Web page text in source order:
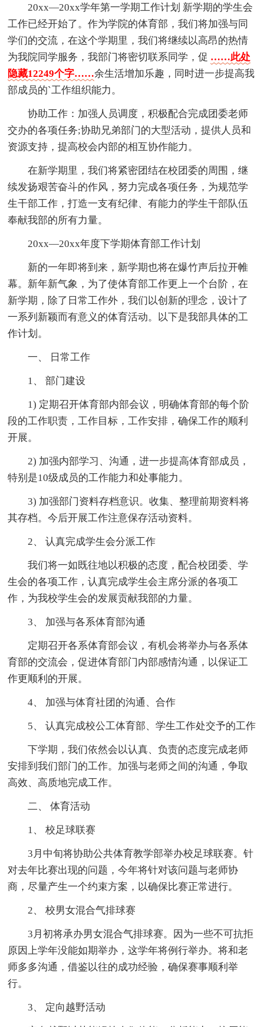
20xx—20xx学年第一学期工作计划 新学期的学生会
工作已经开始了。作为学院的体育部，我们将加强与同
学们的交流，在这个学期里，我们将继续以高昂的热情
为我院同学服务，我部门将密切联系同学，促 ……此处
隐藏12249个字……余生活增加乐趣，同时进一步提高我
部成员的`工作组织能力。
协助工作：加强人员调度，积极配合完成团委老师
交办的各项任务;协助兄弟部门的大型活动，提供人员和
资源支持，提高校会内部的相互协作能力。
在新学期里，我们将紧密团结在校团委的周围，继
续发扬艰苦奋斗的作风，努力完成各项任务，为规范学
生干部工作，打造一支有纪律、有能力的学生干部队伍
奉献我部的所有力量。
20xx—20xx年度下学期体育部工作计划
新的一年即将到来，新学期也将在爆竹声后拉开帷
幕。新年新气象，为了使体育部工作更上一个台阶，在
新学期，除了日常工作外，我们以创新的理念，设计了
一系列新颖而有意义的体育活动。以下是我部具体的工
作计划。
一、 日常工作
1、 部门建设
1) 定期召开体育部内部会议，明确体育部的每个阶
段的工作职责，工作目标，工作安排，确保工作的顺利
开展。
2) 加强内部学习、沟通，进一步提高体育部成员，
特别是10级成员的工作能力和处事能力。
3) 加强部门资料存档意识。收集、整理前期资料将
其存档。今后开展工作注意保存活动资料。
2、 认真完成学生会分派工作
我们将一如既往地以积极的态度，配合校团委、学
生会的各项工作，认真完成学生会主席分派的各项工
作，为我校学生会的发展贡献我部的力量。
3、 加强与各系体育部沟通
定期召开各系体育部会议，有机会将举办与各系体
育部的交流会，促进体育部门内部感情沟通，以保证工
作更顺利的开展。
4、 加强与体育社团的沟通、合作
5、 认真完成校公工体育部、学生工作处交予的工作
下学期，我们依然会以认真、负责的态度完成老师
安排到我们部门的工作。加强与老师之间的沟通，争取
高效、高质地完成工作。
二、 体育活动
1、 校足球联赛
3月中旬将协助公共体育教学部举办校足球联赛。针
对去年比赛出现的问题，今年将针对该问题与老师协
商，尽量产生一个约束方案，以确保比赛正常进行。
2、 校男女混合气排球赛
3月初将承办男女混合气排球赛。因为一些不可抗拒
原因上学年没能如期举办，这学年将例行举办。将和老
师多多沟通，借鉴以往的成功经验，确保赛事顺利举
行。
3、 定向越野活动